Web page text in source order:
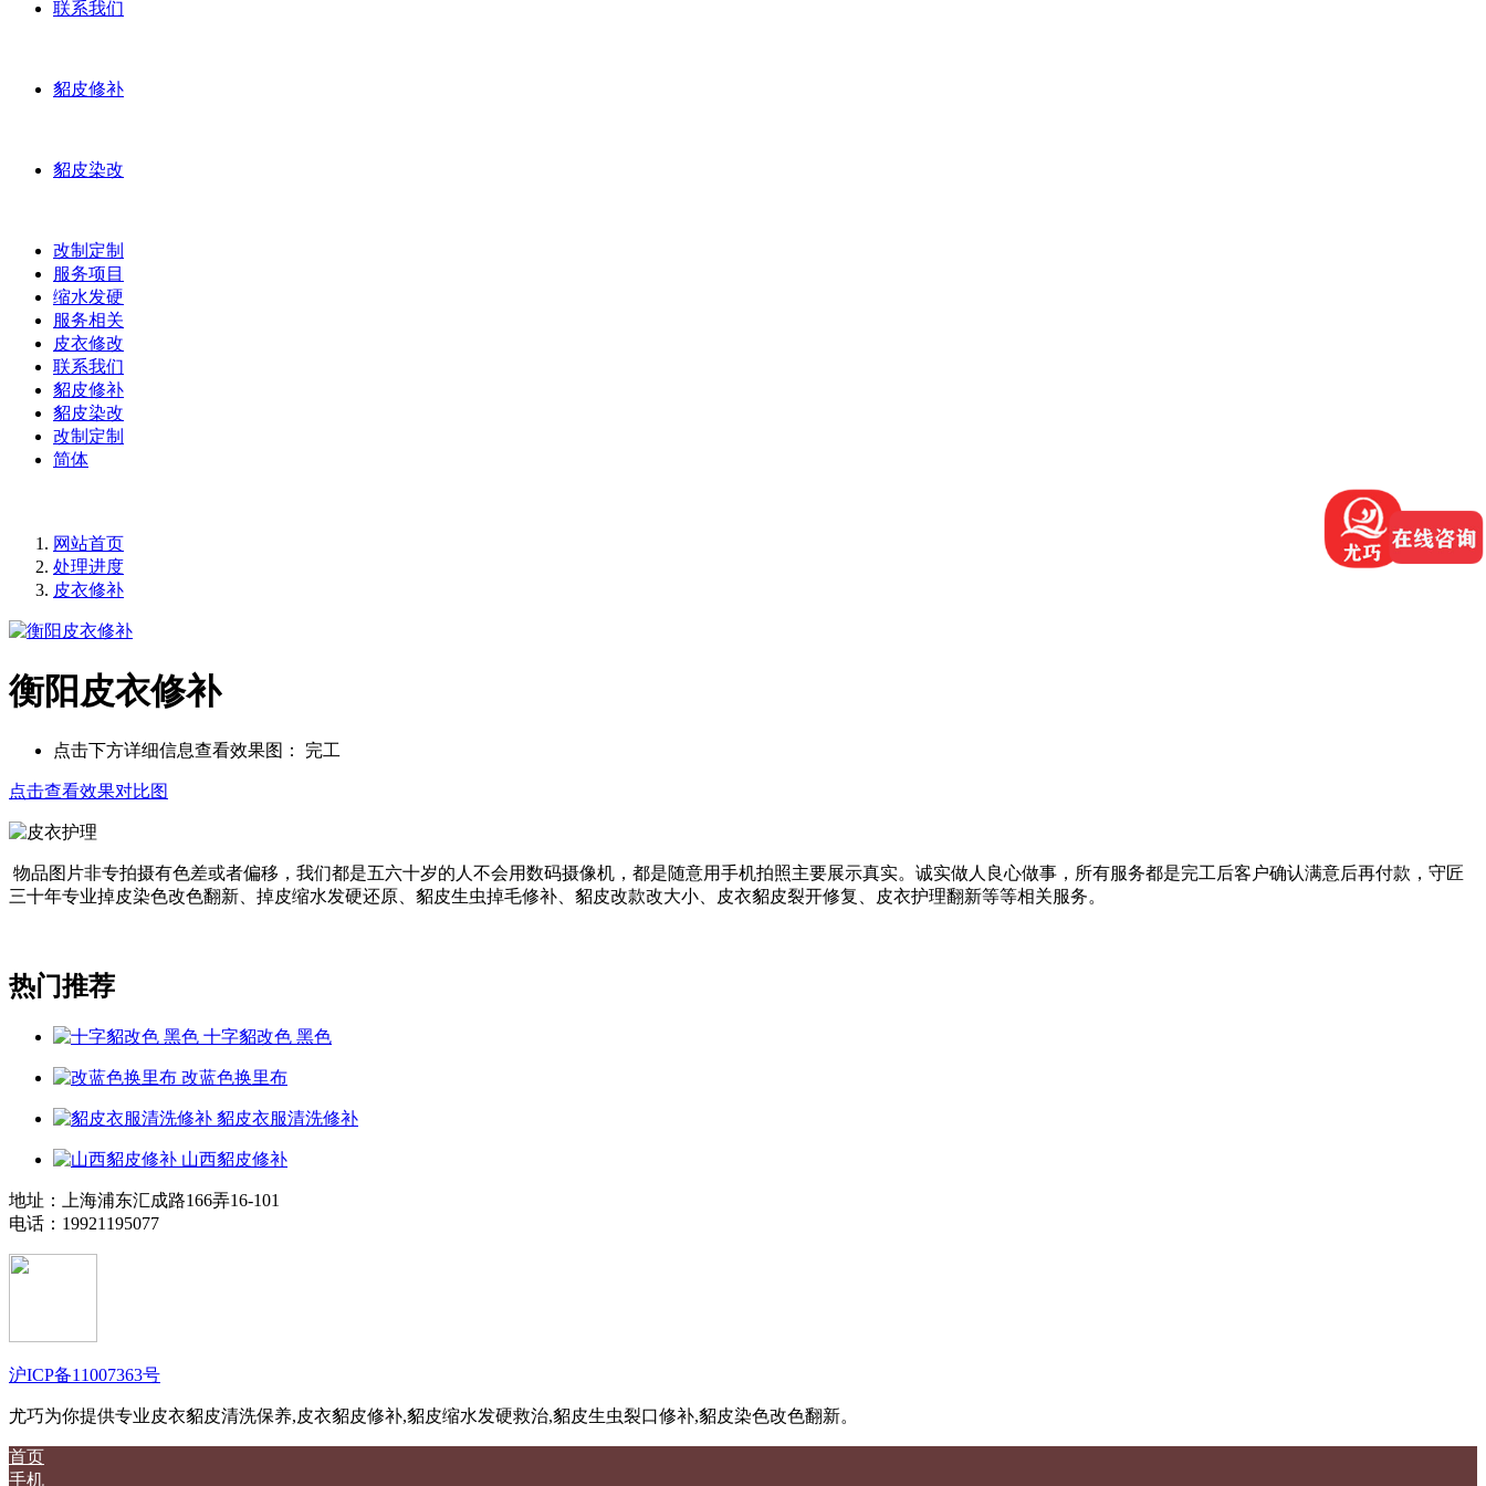
联系我们
貂皮修补
貂皮染改
改制定制
服务项目
缩水发硬
服务相关
皮衣修改
联系我们
貂皮修补
貂皮染改
改制定制
简体
网站首页
处理进度
皮衣修补
衡阳皮衣修补
点击下方详细信息查看效果图： 完工
点击查看效果对比图
物品图片非专拍摄有色差或者偏移，我们都是五六十岁的人不会用数码摄像机，都是随意用手机拍照主要展示真实。诚实做人良心做事，所有服务都是完工后客户确认满意后再付款，守匠
三十年专业掉皮染色改色翻新、掉皮缩水发硬还原、貂皮生虫掉毛修补、貂皮改款改大小、皮衣貂皮裂开修复、皮衣护理翻新等等相关服务。
热门推荐
十字貂改色 黑色
改蓝色换里布
貂皮衣服清洗修补
山西貂皮修补
地址：上海浦东汇成路166弄16-101
电话：19921195077
沪ICP备11007363号
尤巧为你提供专业皮衣貂皮清洗保养,皮衣貂皮修补,貂皮缩水发硬救治,貂皮生虫裂口修补,貂皮染色改色翻新。
首页
手机